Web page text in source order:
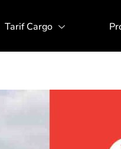
Tarif Cargo